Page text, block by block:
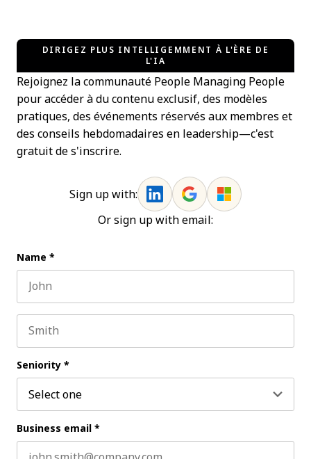
DIRIGEZ PLUS INTELLIGEMMENT À L'ÈRE DE
L'IA
Rejoignez la communauté People Managing People
pour accéder à du contenu exclusif, des modèles
pratiques, des événements réservés aux membres et
des conseils hebdomadaires en leadership—c'est
gratuit de s'inscrire.
Sign up with:
Or sign up with email:
Name *
Seniority *
Business email *